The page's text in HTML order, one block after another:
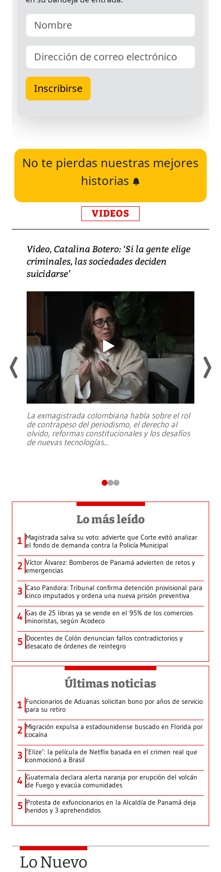
No te pierdas nuestras mejores
historias
VIDEOS
Video, Catalina Botero: ‘Si la gente elige
criminales, las sociedades deciden
suicidarse’
La exmagistrada colombiana habla sobre el rol
de contrapeso del periodismo, el derecho al
olvido, reformas constitucionales y los desafíos
de nuevas tecnologías...
Lo más leído
1 Magistrada salva su voto: advierte que Corte evitó analizar
el fondo de demanda contra la Policía Municipal
2 Víctor Álvarez: Bomberos de Panamá advierten de retos y
emergencias
3 Caso Pandora: Tribunal confirma detención provisional para
cinco imputados y ordena una nueva prisión preventiva
4 Gas de 25 libras ya se vende en el 95% de los comercios
minoristas, según Acodeco
5 Docentes de Colón denuncian fallos contradictorios y
desacato de órdenes de reintegro
Últimas noticias
1 Funcionarios de Aduanas solicitan bono por años de servicio
para su retiro
2 Migración expulsa a estadounidense buscado en Florida por
cocaína
3 ‘Elize’: la película de Netflix basada en el crimen real que
conmocionó a Brasil
4 Guatemala declara alerta naranja por erupción del volcán
de Fuego y evacúa comunidades
5 Protesta de exfuncionarios en la Alcaldía de Panamá deja
heridos y 3 aprehendidos
Lo Nuevo